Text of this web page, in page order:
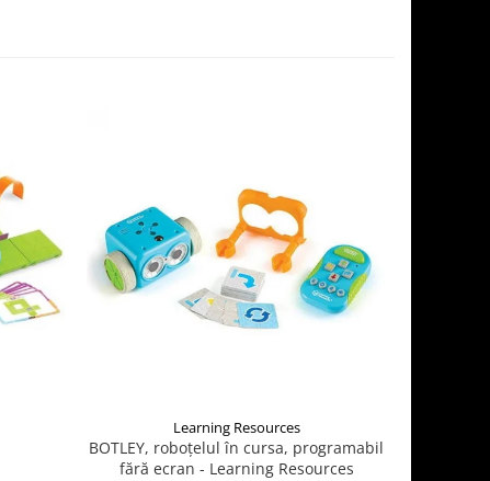
Learning Resources
BOTLEY, roboțelul în cursa, programabil
fără ecran - Learning Resources